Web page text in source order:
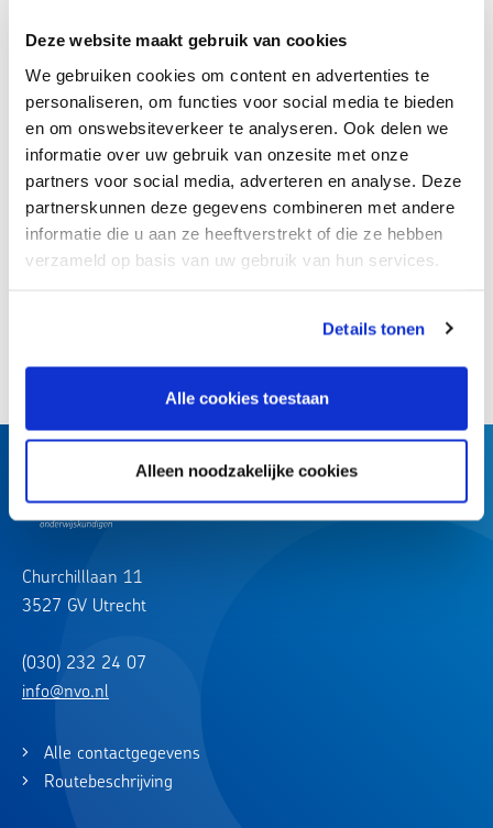
Deze website maakt gebruik van cookies
We gebruiken cookies om content en advertenties te
personaliseren, om functies voor social media te bieden
en om onswebsiteverkeer te analyseren. Ook delen we
informatie over uw gebruik van onzesite met onze
partners voor social media, adverteren en analyse. Deze
partnerskunnen deze gegevens combineren met andere
informatie die u aan ze heeftverstrekt of die ze hebben
verzameld op basis van uw gebruik van hun services.
Details tonen
Alle cookies toestaan
Alleen noodzakelijke cookies
Wat moet het kind daar nou van leren?’ Kies het tijdstip en
stip de kwestie op een voorzichtige, positieve manier aan:
‘Mag ik hier iets over zeggen?’ En doe het liefst niet te
schoolmeesterachtig.”
>Naar artikel
Churchilllaan 11
3527 GV Utrecht
(030) 232 24 07
info@nvo.nl
Alle contactgegevens
Routebeschrijving